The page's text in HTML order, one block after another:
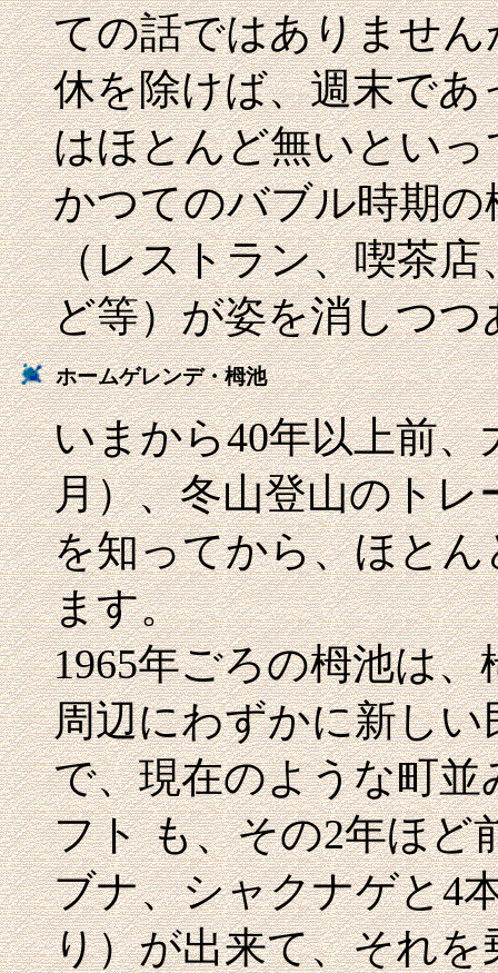
ての話ではありませ
休を除けば、週末で
はほとんど無いとい
かつてのバブル時期
（レストラン、喫茶
ど等）が姿を消しつつ
ホームゲレンデ・栂池
いまから40年以上前、
月）、冬山登山のト
を知ってから、ほと
ます。
1965年ごろの栂池は
周辺にわずかに新し
で、現在のような町
フト も、その2年ほど
ブナ、シャクナゲと4
り）が出来て、それ